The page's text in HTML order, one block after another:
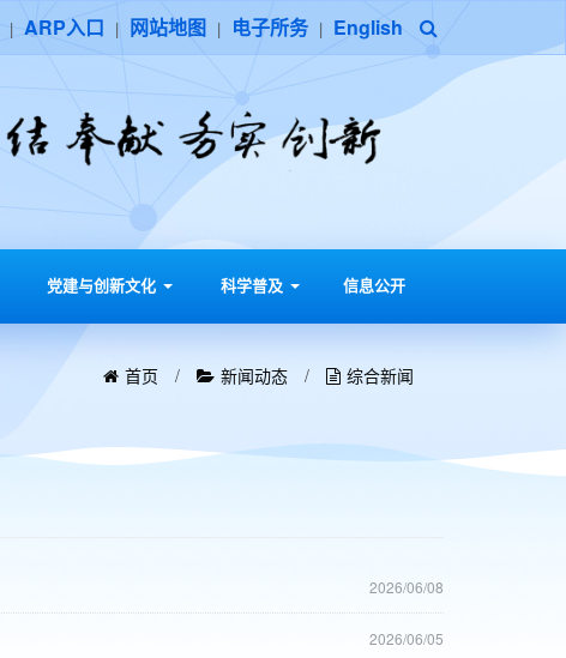
| ARP入口 | 网站地图 | 电子所务 | English
党建与创新文化 科学普及 信息公开
首页 / 新闻动态 / 综合新闻
2026/06/08
2026/06/05